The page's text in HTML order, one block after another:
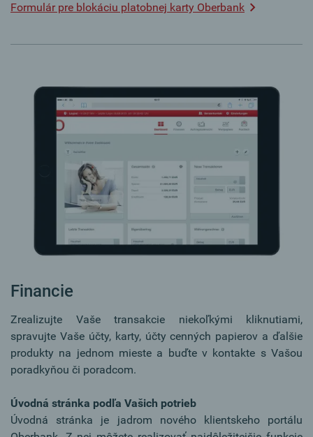
Formulár pre blokáciu platobnej karty Oberbank
Financie
Zrealizujte Vaše transakcie niekoľkými kliknutiami,
spravujte Vaše účty, karty, účty cenných papierov a ďalšie
produkty na jednom mieste a buďte v kontakte s Vašou
poradkyňou či poradcom.
Úvodná stránka podľa Vašich potrieb
Úvodná stránka je jadrom nového klientskeho portálu